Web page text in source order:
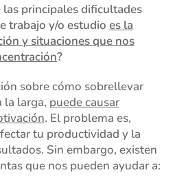
las principales dificultades
trabajo y/o estudio es la
y situaciones que nos
?
sobre cómo sobrellevar
la larga, puede causar
. El problema es,
tu productividad y la
Sin embargo, existen
que nos pueden ayudar a: